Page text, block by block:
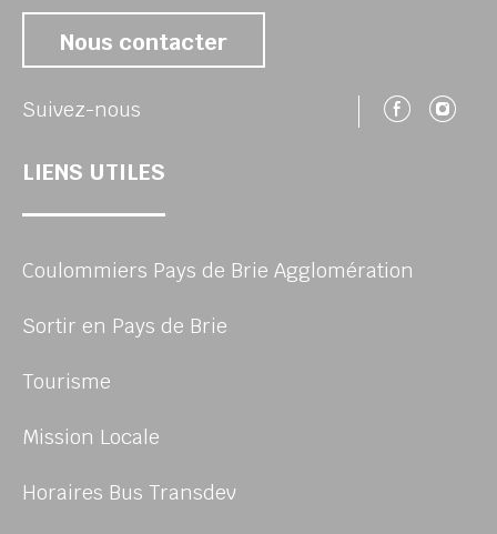
Nous contacter
Suivez-nous
LIENS UTILES
Coulommiers Pays de Brie Agglomération
Sortir en Pays de Brie
Tourisme
Mission Locale
Horaires Bus Transdev